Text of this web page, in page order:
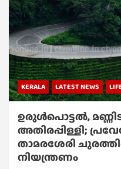
KERALA LATEST NEWS
ഉരുൾപൊട്ടൽ,
അതിരപ്പിള്ളി;
താമരശേരി
നിയന്ത്രണം